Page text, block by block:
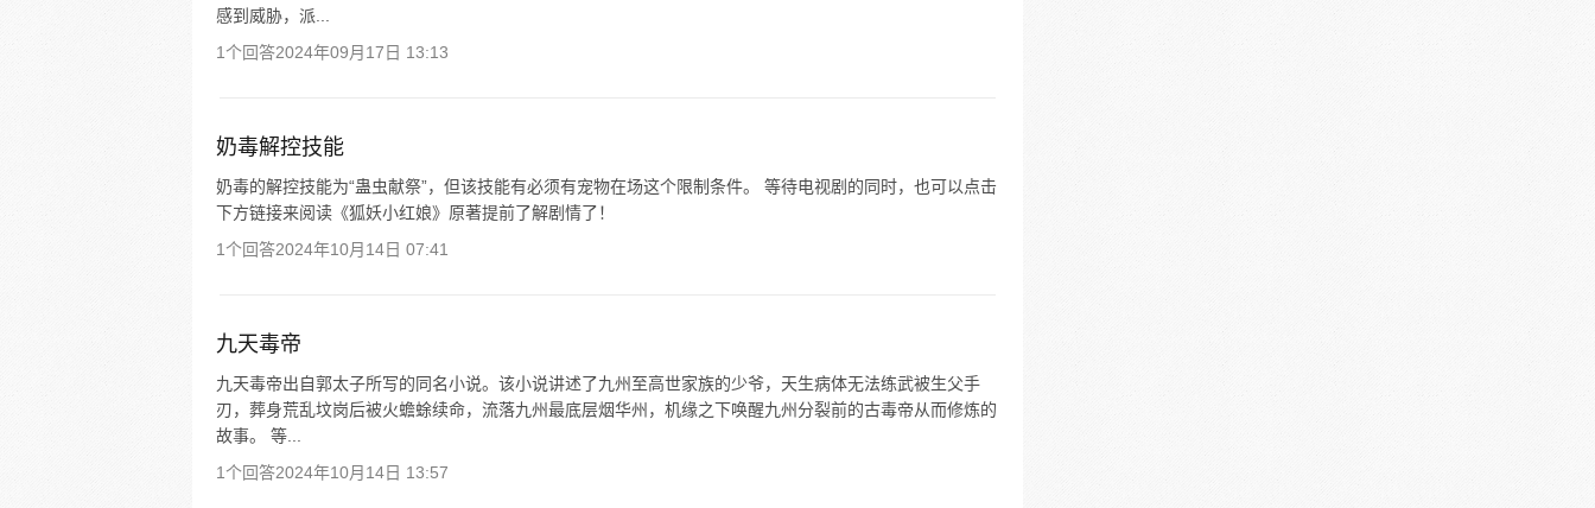
感到威胁，派...
1个回答2024年09月17日 13:13
奶毒解控技能
奶毒的解控技能为“蛊虫献祭”，但该技能有必须有宠物在场这个限制条件。 等待电视剧的同时，也可以点击
下方链接来阅读《狐妖小红娘》原著提前了解剧情了！
1个回答2024年10月14日 07:41
九天毒帝
九天毒帝出自郭太子所写的同名小说。该小说讲述了九州至高世家族的少爷，天生病体无法练武被生父手
刃，葬身荒乱坟岗后被火蟾蜍续命，流落九州最底层烟华州，机缘之下唤醒九州分裂前的古毒帝从而修炼的
故事。 等...
1个回答2024年10月14日 13:57